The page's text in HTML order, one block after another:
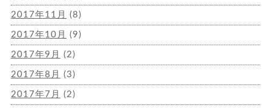
2017年11月 (8)
2017年10月 (9)
2017年9月 (2)
2017年8月 (3)
2017年7月 (2)